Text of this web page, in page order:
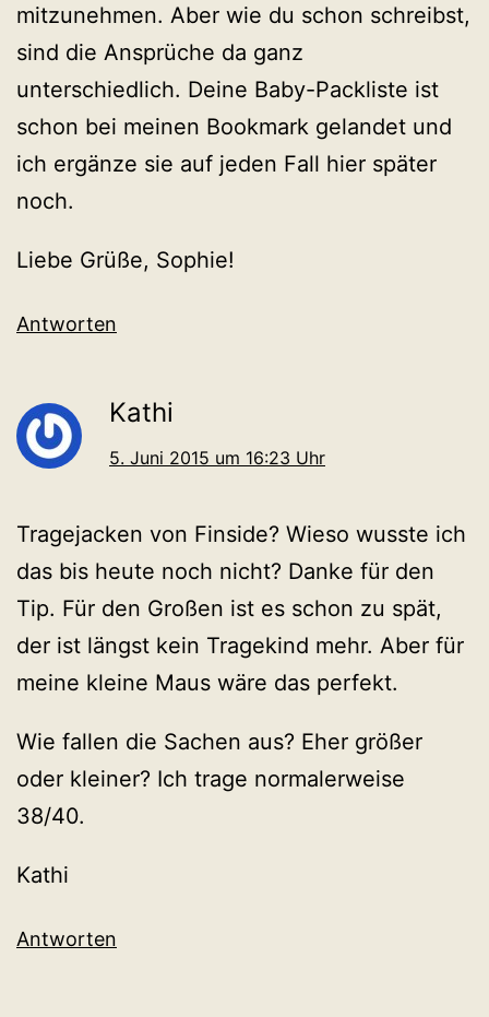
mitzunehmen. Aber wie du schon schreibst,
sind die Ansprüche da ganz
unterschiedlich. Deine Baby-Packliste ist
schon bei meinen Bookmark gelandet und
ich ergänze sie auf jeden Fall hier später
noch.
Liebe Grüße, Sophie!
Antworten
Kathi
5. Juni 2015 um 16:23 Uhr
Tragejacken von Finside? Wieso wusste ich
das bis heute noch nicht? Danke für den
Tip. Für den Großen ist es schon zu spät,
der ist längst kein Tragekind mehr. Aber für
meine kleine Maus wäre das perfekt.
Wie fallen die Sachen aus? Eher größer
oder kleiner? Ich trage normalerweise
38/40.
Kathi
Antworten